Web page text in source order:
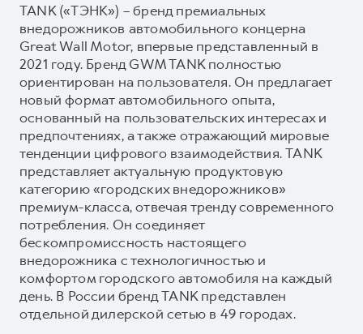
TANK («ТЭНК») – бренд премиальных
внедорожников автомобильного концерна
Great Wall Motor, впервые представленный в
2021 году. Бренд GWM TANK полностью
ориентирован на пользователя. Он предлагает
новый формат автомобильного опыта,
основанный на пользовательских интересах и
предпочтениях, а также отражающий мировые
тенденции цифрового взаимодействия. TANK
представляет актуальную продуктовую
категорию «городских внедорожников»
премиум-класса, отвечая тренду современного
потребления. Он соединяет
бескомпромиссность настоящего
внедорожника с технологичностью и
комфортом городского автомобиля на каждый
день. В России бренд TANK представлен
отдельной дилерской сетью в 49 городах.